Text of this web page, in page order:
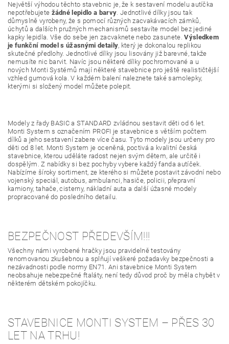
Největší výhodou těchto stavebnic je, že k sestavení modelu autíčka
nepotřebujete žádné lepidlo a barvy. Jednotlivé dílky jsou tak
důmyslně vyrobeny, že s pomocí různých zacvakávacích zámků,
úchytů a dalších pružných mechanismů sestavíte model bez jediné
kapky lepidla. Vše do sebe jen zacvaknete nebo zasunete. Výsledkem
je funkční model s úžasnými detaily, který je dokonalou replikou
skutečné předlohy. Jednotlivé dílky jsou lisovány již barevné, takže
nemusíte nic barvit. Navíc jsou některé dílky pochromované a u
nových Monti Systémů mají některé stavebnice pro ještě realističtější
vzhled gumová kola. V každém balení naleznete také samolepky,
kterými si složený model můžete polepit.
Modely z řady BASIC a STANDARD zvládnou sestavit děti od 6 let.
Monti System s označením PROFI je stavebnice s větším počtem
dílků a jeho sestavení zabere více času. Tyto modely jsou určeny pro
děti od 8 let. Monti System je oceněná, poctivá a kvalitní česká
stavebnice, kterou uděláte radost nejen svým dětem, ale určitě i
dospělým. Z nabídky si bez pochyby vybere každý fanda autíček.
Nabízíme šíroky sortiment, ze kterého si můžete postavit závodní nebo
vojenský speciál, autobus, ambulanci, hasiče, policii, přepravní
kamiony, tahače, cisterny, nákladní auta a další úžasné modely
propracované do posledního detailu.
BEZPEČNOST PŘEDEVŠÍM!!!
Všechny námi vyrobené hračky jsou pravidelně testovány
renomovanou zkušebnou a splňují veškeré požadavky bezpečnosti a
nezávadnosti podle normy EN71. Ani stavebnice Monti System
neobsahuje nebezpečné ftaláty, není tedy důvod proč by měla chybět v
některém dětském pokojíčku.
STAVEBNICE MONTI SYSTEM – PŘES 30
LET NA TRHU!